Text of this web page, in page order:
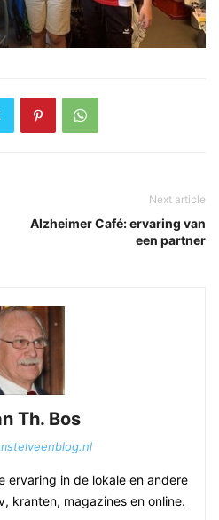
Next article
Alzheimer Café: ervaring van
een partner
Th. Bos
ervaring in de lokale en andere
kranten, magazines en online.